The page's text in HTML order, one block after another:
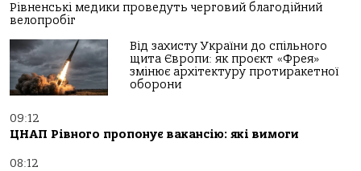
Рівненські медики проведуть черговий благодійний
велопробіг
Від захисту України до спільного
щита Європи: як проєкт «Фрея»
змінює архітектуру протиракетної
оборони
09:12
ЦНАП Рівного пропонує вакансію: які вимоги
08:12